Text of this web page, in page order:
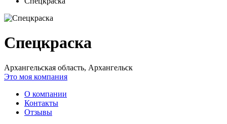
Спецкраска
Архангельская область, Архангельск
Это моя компания
О компании
Контакты
Отзывы